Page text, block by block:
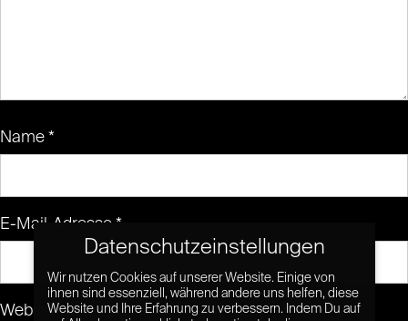
Name *
E-Mail-Adresse *
Website
Datenschutzeinstellungen
Wir nutzen Cookies auf unserer Website. Einige von
ihnen sind essenziell, während andere uns helfen, diese
Website und Ihre Erfahrung zu verbessern. Indem Du auf